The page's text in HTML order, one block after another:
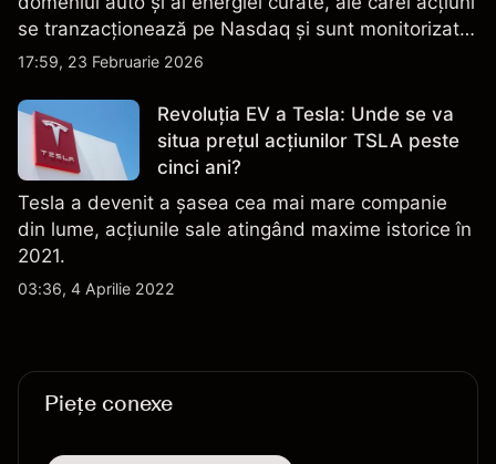
se tranzacționează pe Nasdaq și sunt monitorizate
îndeaproape pentru performanța financiară, datele
17:59, 23 Februarie 2026
Revoluția EV a Tesla: Unde se va
situa prețul acțiunilor TSLA peste
cinci ani?
Tesla a devenit a șasea cea mai mare companie
din lume, acțiunile sale atingând maxime istorice în
2021.
03:36, 4 Aprilie 2022
Piețe conexe